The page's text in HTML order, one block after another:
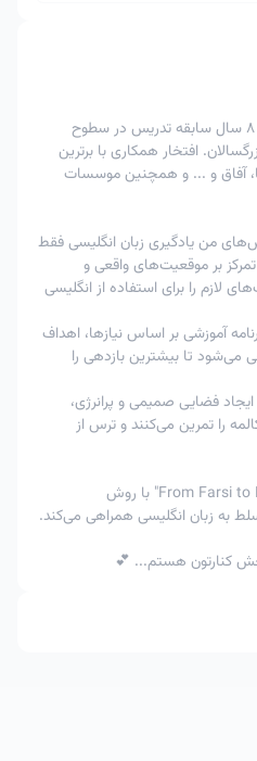
امکان
پذیرنیست
امکان پذیر
با تایید استاد
در اعمال جریمه 80% ، به عنوان مثال اگر زبان آموز مبلغ 200
هزار تومان را برای کلاس خود پرداخت کرده و کلاس را فرضا 5
شده و 40 هزار تومان دیگر به کیف پول زبان
مدرس بین‌المللی زبان انگلیسی با 8 سال سابقه تدریس در سطوح
افتخار همکاری با برترین
آفاق و ... و همچنین موسسات
من یادگیری زبان انگلیسی فقط
بر موقعیت‌های واقعی و
لازم را برای استفاده از انگلیسی
آموزشی بر اساس نیازها، اهداف
می‌شود تا بیشترین بازدهی را
فضایی صمیمی و پرانرژی،
را تمرین می‌کنند و ترس از
📌 دوره تخصصی مکالمه "From Farsi to Fluent" با روش
به زبان انگلیسی همراهی می‌کند.
کنارتون هستم... 💕